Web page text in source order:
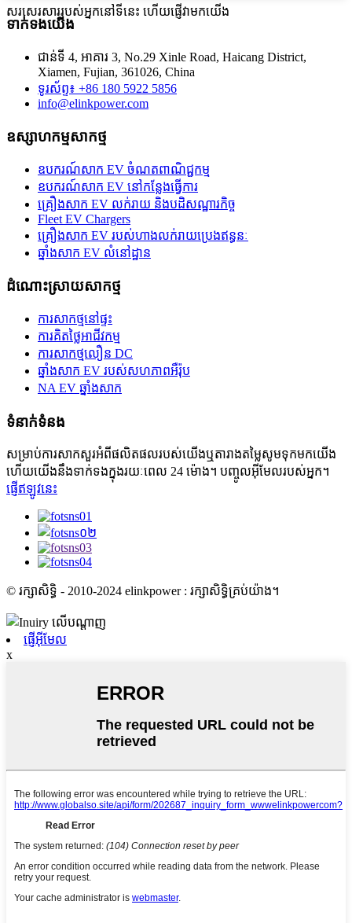
សរសេរសាររបស់អ្នកនៅទីនេះ ហើយផ្ញើវាមកយើង
ទាក់ទង​យើង
ជាន់ទី 4, អាគារ 3, No.29 Xinle Road, Haicang District,
Xiamen, Fujian, 361026, China
ទូរស័ព្ទ៖ +86 180 5922 5856
info@elinkpower.com
ឧស្សាហកម្មសាកថ្ម
ឧបករណ៍សាក EV ចំណតពាណិជ្ជកម្ម
ឧបករណ៍សាក EV នៅកន្លែងធ្វើការ
គ្រឿងសាក EV លក់រាយ និងបដិសណ្ឋារកិច្ច
Fleet EV Chargers
គ្រឿងសាក EV របស់ហាងលក់រាយប្រេងឥន្ធនៈ
ឆ្នាំងសាក EV លំនៅដ្ឋាន
ដំណោះស្រាយសាកថ្ម
ការសាកថ្មនៅផ្ទះ
ការគិតថ្លៃអាជីវកម្ម
ការសាកថ្មលឿន DC
ឆ្នាំងសាក EV របស់សហភាពអឺរ៉ុប
NA EV ឆ្នាំងសាក
ទំនាក់ទំនង
សម្រាប់ការសាកសួរអំពីផលិតផលរបស់យើងឬតារាងតម្លៃសូមទុកមកយើង
ហើយយើងនឹងទាក់ទងក្នុងរយៈពេល 24 ម៉ោង។ បញ្ចូលអ៊ីមែលរបស់អ្នក។
ផ្ញើឥឡូវនេះ
© រក្សាសិទ្ធិ - 2010-2024 elinkpower : រក្សាសិទ្ធិគ្រប់យ៉ាង។
ផ្ញើអ៊ីមែល
x